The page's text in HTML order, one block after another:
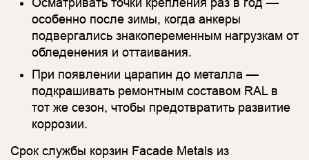
Осматривать точки крепления раз в год —
особенно после зимы, когда анкеры
подвергались знакопеременным нагрузкам от
обледенения и оттаивания.
При появлении царапин до металла —
подкрашивать ремонтным составом RAL в
тот же сезон, чтобы предотвратить развитие
коррозии.
Срок службы корзин Facade Metals из